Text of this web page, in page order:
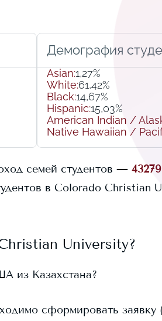
Демография
Asian:1,27%
White:61,42%
Black:14,67%
Hispanic:15,03%
American Indian /
Native Hawaiian /
семей студентов — 43279
в Colorado Christian
University?
из Казахстана?
сформировать